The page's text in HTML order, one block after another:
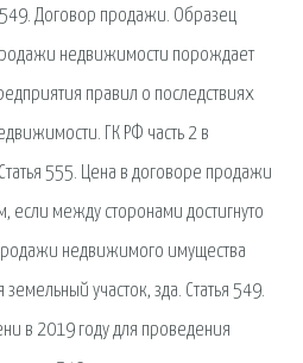
Договор продажи. Образец
недвижимости порождает
правил о последствиях
ГК РФ часть 2 в
555. Цена в договоре продажи
если между сторонами достигнуто
недвижимого имущества
участок, зда. Статья 549.
в 2019 году для проведения